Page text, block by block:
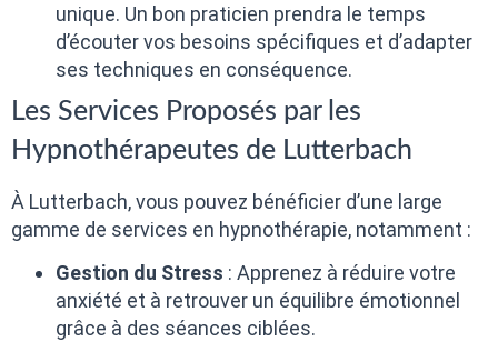
unique. Un bon praticien prendra le temps
d’écouter vos besoins spécifiques et d’adapter
ses techniques en conséquence.
Les Services Proposés par les
Hypnothérapeutes de Lutterbach
À Lutterbach, vous pouvez bénéficier d’une large
gamme de services en hypnothérapie, notamment :
Gestion du Stress : Apprenez à réduire votre
anxiété et à retrouver un équilibre émotionnel
grâce à des séances ciblées.